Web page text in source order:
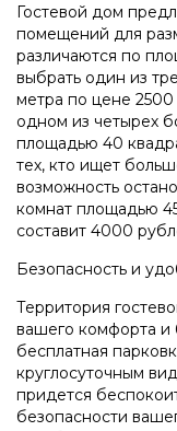
Гостевой дом
помещений для
различаются по
выбрать один из
метра по цене 2500
одном из четырех
площадью 40
тех, кто ищет
возможность
комнат площадью
составит 4000
Безопасность и
Территория
вашего комфорта и
бесплатная
круглосуточным
придется
безопасности